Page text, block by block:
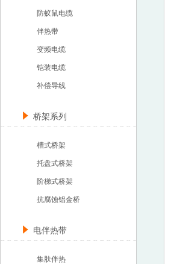
防蚁鼠电缆
伴热带
变频电缆
铠装电缆
补偿导线
桥架系列
槽式桥架
托盘式桥架
阶梯式桥架
抗腐蚀铝金桥
电伴热带
集肤伴热